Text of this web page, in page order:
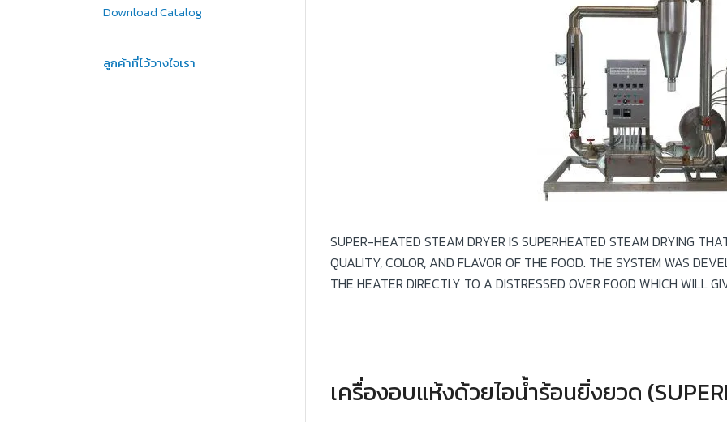
SUPER-HEATED STEAM DRYER IS SUPERHEATED STEAM DRYING
QUALITY, COLOR, AND FLAVOR OF THE FOOD. THE SYSTEM WAS
THE HEATER DIRECTLY TO A DISTRESSED OVER FOOD WHICH WILL
เครื่องอบแห้งด้วยไอน้ำร้อนยิ่งยวด
Download Catalog
ลูกค้าที่ไว้วางใจเรา